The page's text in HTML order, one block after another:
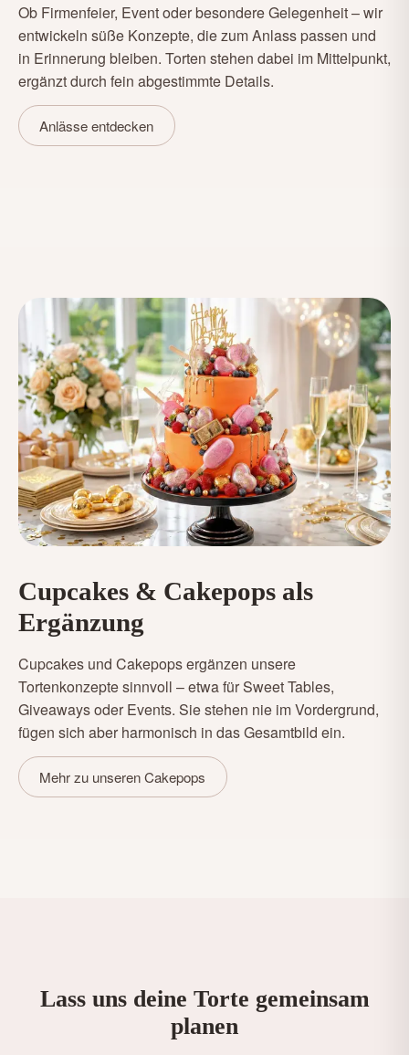
Ob Firmenfeier, Event oder besondere Gelegenheit – wir
entwickeln süße Konzepte, die zum Anlass passen und
in Erinnerung bleiben. Torten stehen dabei im Mittelpunkt,
ergänzt durch fein abgestimmte Details.
Anlässe entdecken
Cupcakes & Cakepops als
Ergänzung
Cupcakes und Cakepops ergänzen unsere
Tortenkonzepte sinnvoll – etwa für Sweet Tables,
Giveaways oder Events. Sie stehen nie im Vordergrund,
fügen sich aber harmonisch in das Gesamtbild ein.
Mehr zu unseren Cakepops
Lass uns deine Torte gemeinsam
planen